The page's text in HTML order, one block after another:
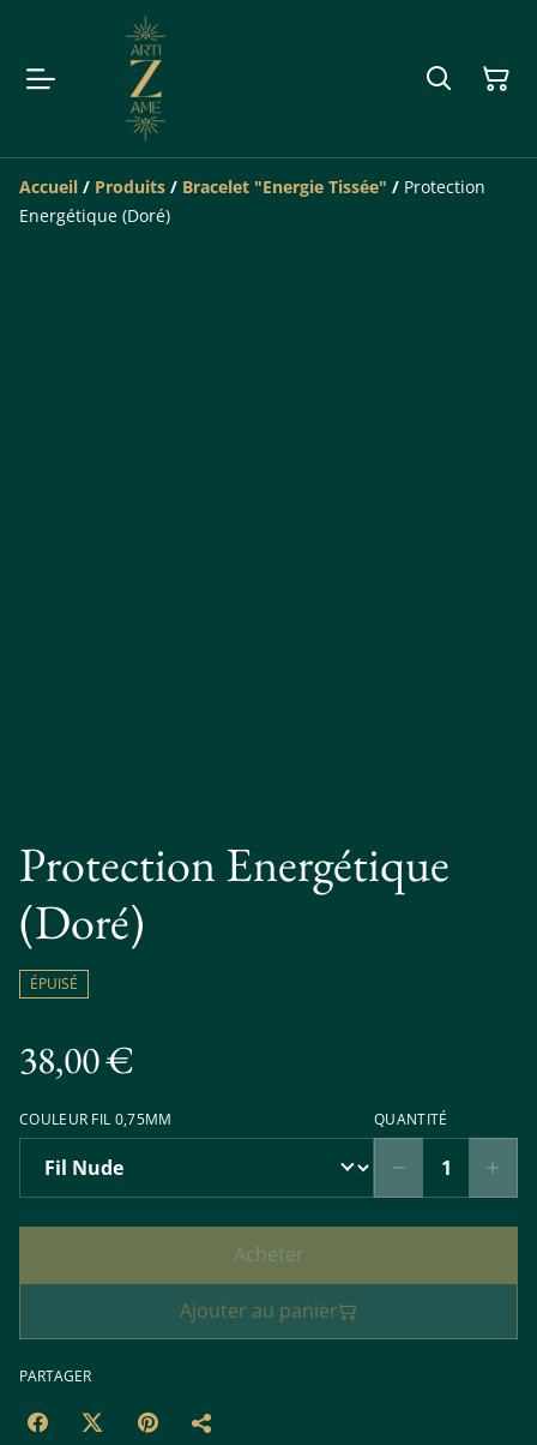
Accueil / Produits / Bracelet "Energie Tissée" / Protection
Energétique (Doré)
Protection Energétique
(Doré)
ÉPUISÉ
38,00 €
COULEUR FIL 0,75MM QUANTITÉ
Acheter
Ajouter au panier
PARTAGER